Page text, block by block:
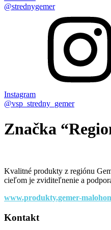
@strednygemer
Instagram
@vsp_stredny_gemer
Značka
Kvalitné produkty z regiónu
cieľom je zviditeľnenie a
www.produkty.gemer-
Kontakt